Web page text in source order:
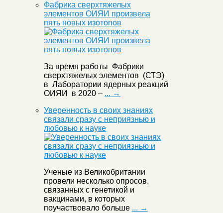
Фабрика сверхтяжелых
элементов ОИЯИ произвела
пять новых изотопов
За время работы Фабрики
сверхтяжелых элементов (СТЭ)
в Лаборатории ядерных реакций
ОИЯИ в 2020 – ... →
Уверенность в своих знаниях
связали сразу с неприязнью и
любовью к науке
Ученые из Великобритании
провели несколько опросов,
связанных с генетикой и
вакцинами, в которых
поучаствовало больше ... →